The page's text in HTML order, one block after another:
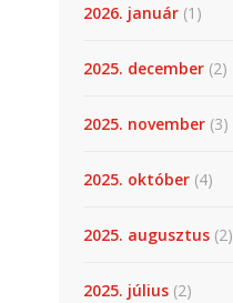
2026. január (1)
2025. december (2)
2025. november (3)
2025. október (4)
2025. augusztus (2)
2025. július (2)